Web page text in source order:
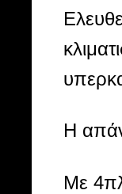
Η
Με